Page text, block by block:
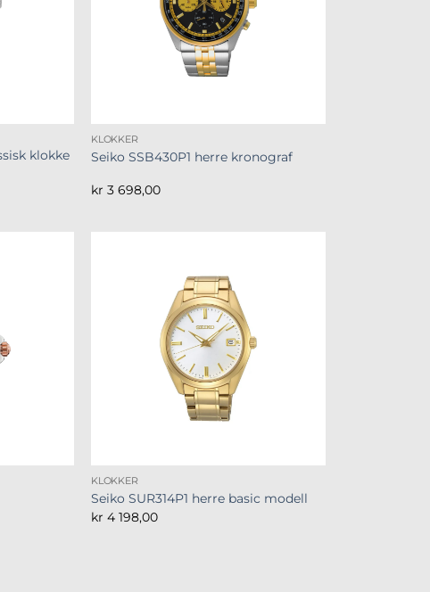
klokke
KLOKKER
Seiko SSB430P1 herre kronograf
kr 3 698,00
KLOKKER
Seiko SUR314P1 herre basic modell
kr 4 198,00